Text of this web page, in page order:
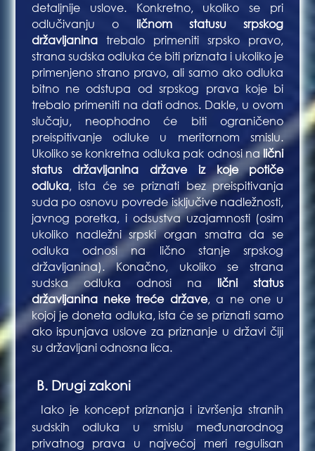
detaljnije uslove. Konkretno, ukoliko se pri
odlučivanju o ličnom statusu srpskog
državljaninatrebalo primeniti srpsko pravo,
strana sudska odluka će biti priznata i ukoliko je
primenjeno strano pravo, ali samo ako odluka
bitno ne odstupa od srpskog prava koje bi
trebalo primeniti na dati odnos. Dakle, u ovom
slučaju, neophodno će biti ograničeno
preispitivanje odluke u meritornom smislu.
Ukoliko se konkretna odluka pak odnosi nalični
status državljanina države iz koje potiče
odluka, ista će se priznati bez preispitivanja
suda po osnovu povrede isključive nadležnosti,
javnog poretka, i odsustva uzajamnosti (osim
ukoliko nadležni srpski organ smatra da se
odluka odnosi na lično stanje srpskog
državljanina). Konačno, ukoliko se strana
sudska odluka odnosi na lični status
državljanina neke treće države, a ne one u
kojoj je doneta odluka, ista će se priznati samo
ako ispunjava uslove za priznanje u državi čiji
su državljani odnosna lica.
B. Drugi zakoni
Iako je koncept priznanja i izvršenja stranih
sudskih odluka u smislu međunarodnog
privatnog prava u najvećoj meri regulisan